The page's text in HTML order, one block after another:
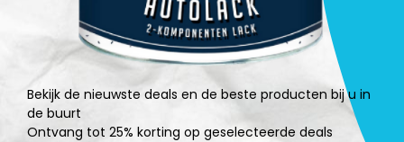
Bekijk de nieuwste deals en de beste producten bij u in
de buurt
Ontvang tot 25% korting op geselecteerde deals